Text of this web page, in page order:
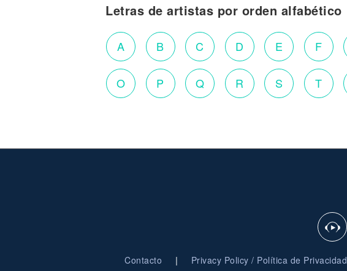
Letras de artistas por orden alfabético
A B C D E F
O P Q R S T
Contacto | Privacy Policy / Política de Privacidad